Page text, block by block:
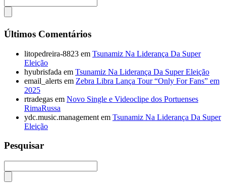
Últimos Comentários
litopedreira-8823 em Tsunamiz Na Liderança Da Super
Eleição
hyubrisfada em Tsunamiz Na Liderança Da Super Eleição
email_alerts em Zebra Libra Lança Tour “Only For Fans” em
2025
rtradegas em Novo Single e Videoclipe dos Portuenses
RimaRussa
ydc.music.management em Tsunamiz Na Liderança Da Super
Eleição
Pesquisar